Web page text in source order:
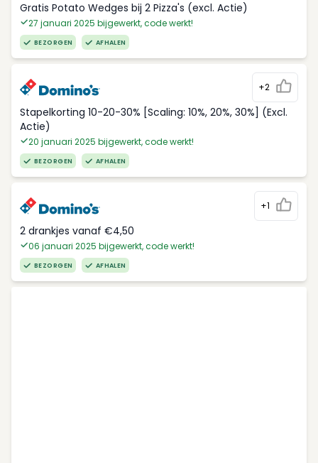
Gratis Potato Wedges bij 2 Pizza's (excl. Actie)
27 januari 2025 bijgewerkt, code werkt!
BEZORGEN AFHALEN
+2
Stapelkorting 10-20-30% [Scaling: 10%, 20%, 30%] (Excl.
Actie)
20 januari 2025 bijgewerkt, code werkt!
BEZORGEN AFHALEN
+1
2 drankjes vanaf €4,50
06 januari 2025 bijgewerkt, code werkt!
BEZORGEN AFHALEN